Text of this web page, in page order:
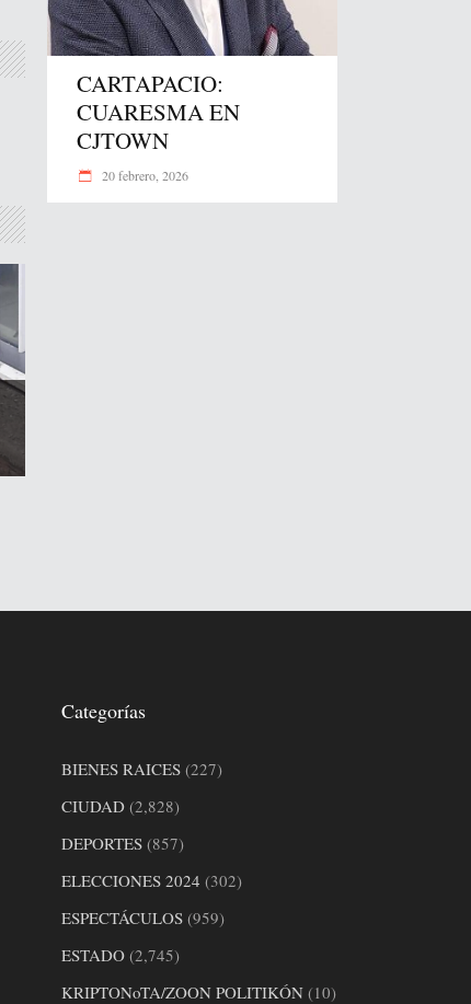
CARTAPACIO:
CUARESMA EN
CJTOWN
20 febrero, 2026
Categorías
BIENES RAICES(227)
CIUDAD(2,828)
DEPORTES(857)
ELECCIONES 2024 (302)
ESPECTÁCULOS(959)
ESTADO(2,745)
KRIPTONoTA/ZOON POLITIKÓN(10)